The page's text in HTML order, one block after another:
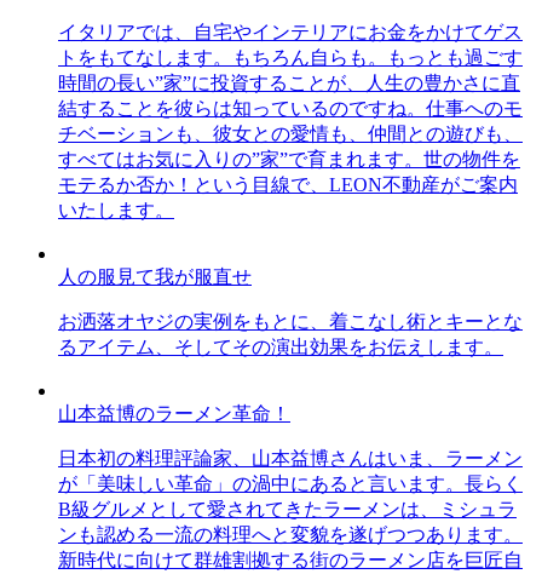
イタリアでは、自宅やインテリアにお金をかけてゲス
トをもてなします。もちろん自らも。もっとも過ごす
時間の長い”家”に投資することが、人生の豊かさに直
結することを彼らは知っているのですね。仕事へのモ
チベーションも、彼女との愛情も、仲間との遊びも、
すべてはお気に入りの”家”で育まれます。世の物件を
モテるか否か！という目線で、LEON不動産がご案内
いたします。
人の服見て我が服直せ
お洒落オヤジの実例をもとに、着こなし術とキーとな
るアイテム、そしてその演出効果をお伝えします。
山本益博のラーメン革命！
日本初の料理評論家、山本益博さんはいま、ラーメン
が「美味しい革命」の渦中にあると言います。長らく
B級グルメとして愛されてきたラーメンは、ミシュラ
ンも認める一流の料理へと変貌を遂げつつあります。
新時代に向けて群雄割拠する街のラーメン店を巨匠自